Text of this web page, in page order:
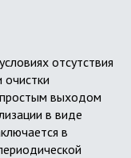
отсутствия
очистки
выходом
в виде
в